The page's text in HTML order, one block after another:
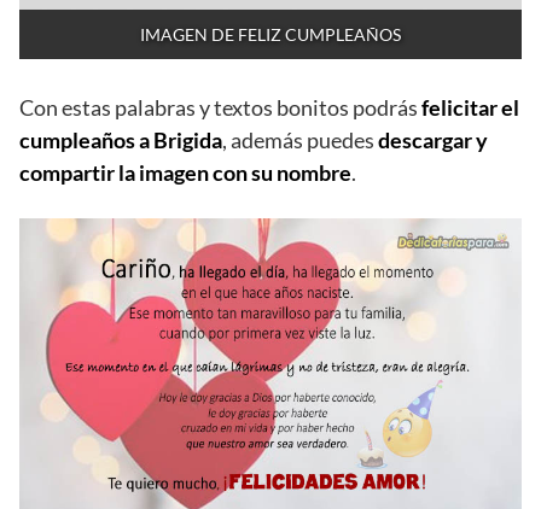
IMAGEN DE FELIZ CUMPLEAÑOS
Con estas palabras y textos bonitos podrásfelicitar el
cumpleaños a Brigida, además puedesdescargar y
compartir la imagen con su nombre.